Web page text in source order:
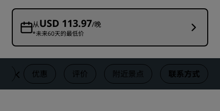
从USD 113.97/晚
*未来60天的最低价
优惠 评价 附近景点 联系方式